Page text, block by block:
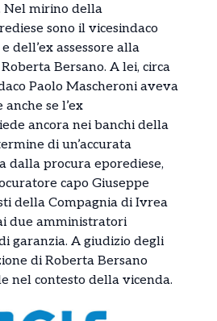
Nel mirino della
sono il vicesindaco
dell’ex assessore alla
Bersano. A lei, circa
Paolo Mascheroni aveva
se l’ex
ancora nei banchi della
di un’accurata
dalla procura eporediese,
capo Giuseppe
della Compagnia di Ivrea
due amministratori
garanzia. A giudizio degli
di Roberta Bersano
nel contesto della vicenda.